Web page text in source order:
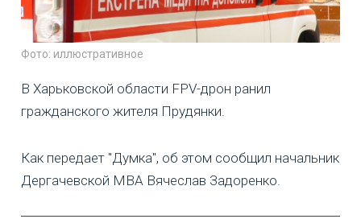
Фото: иллюстративное
В Харьковской области FPV-дрон ранил
гражданского жителя Прудянки.
Как передает "Думка", об этом сообщил начальник
Дергачевской МВА Вячеслав Задоренко.